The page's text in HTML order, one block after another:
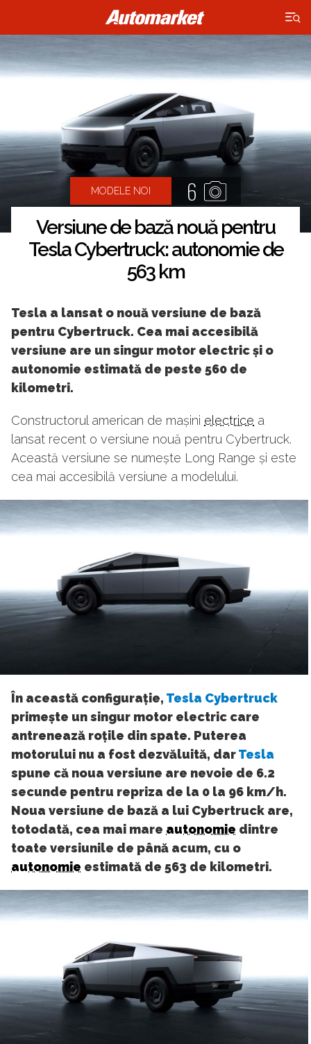
×
MODELE NOI 6
Versiune de bază nouă pentru
Tesla Cybertruck: autonomie de
563 km
Tesla a lansat o nouă versiune de bază
pentru Cybertruck. Cea mai accesibilă
versiune are un singur motor electric și o
autonomie estimată de peste 560 de
kilometri.
Constructorul american de mașini electrice a
lansat recent o versiune nouă pentru Cybertruck.
Această versiune se numește Long Range și este
cea mai accesibilă versiune a modelului.
În această configurație, Tesla Cybertruck
primește un singur motor electric care
antrenează roțile din spate. Puterea
motorului nu a fost dezvăluită, darTesla
spune că noua versiune are nevoie de 6.2
secunde pentru repriza de la 0 la 96 km/h.
Noua versiune de bază a lui Cybertruck are,
totodată, cea mai mare autonomie dintre
toate versiunile de până acum, cu o
autonomie estimată de 563 de kilometri.